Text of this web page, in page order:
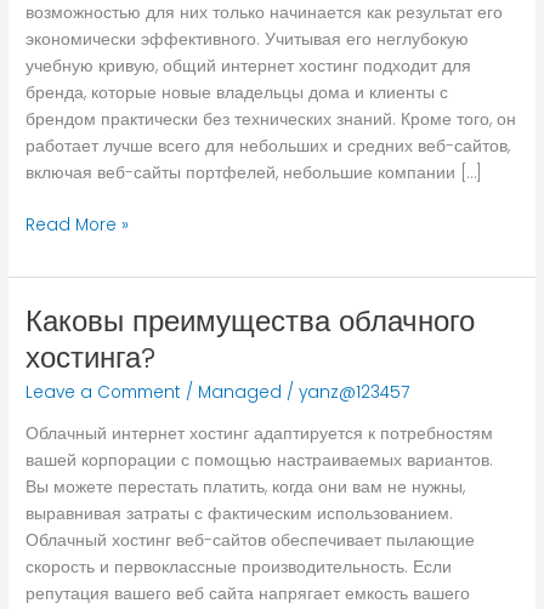
возможностью для них только начинается как результат его
экономически эффективного. Учитывая его неглубокую
учебную кривую, общий интернет хостинг подходит для
бренда, которые новые владельцы дома и клиенты с
брендом практически без технических знаний. Кроме того, он
работает лучше всего для небольших и средних веб-сайтов,
включая веб-сайты портфелей, небольшие компании […]
Read More »
Каковы преимущества облачного
хостинга?
Leave a Comment / Managed /yanz@123457
Облачный интернет хостинг адаптируется к потребностям
вашей корпорации с помощью настраиваемых вариантов.
Вы можете перестать платить, когда они вам не нужны,
выравнивая затраты с фактическим использованием.
Облачный хостинг веб-сайтов обеспечивает пылающие
скорость и первоклассные производительность. Если
репутация вашего веб сайта напрягает емкость вашего
Каковы
облачного
хостинга?